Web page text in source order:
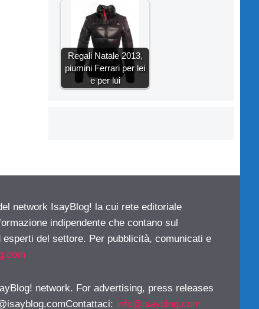
Regali Natale 2013,
piumini Ferrari per lei
e per lui
network IsayBlog! la cui rete editoriale
indipendente che contano sul
del settore. Per pubblicità, comunicati e
network. For advertising, press releases
: info@isayblog.com